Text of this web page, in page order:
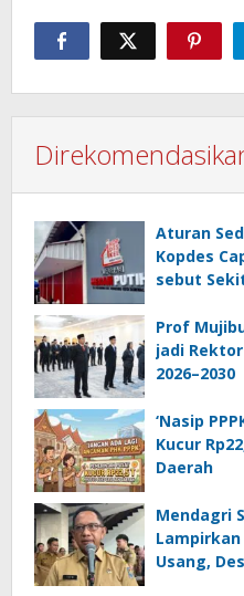
Aturan
Kopdes
sebut
Prof
jadi
2026–2030
‘Nasip
Kucur
Daerah
Mendagri
Lampirkan
Usang,